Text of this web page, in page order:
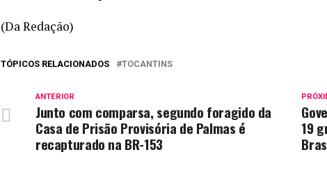
(Da Redação)
TÓPICOS RELACIONADOS TOCANTINS
19
ANTERIOR
Junto com comparsa, segundo foragido da
Casa de Prisão Provisória de Palmas é
recapturado na BR-153